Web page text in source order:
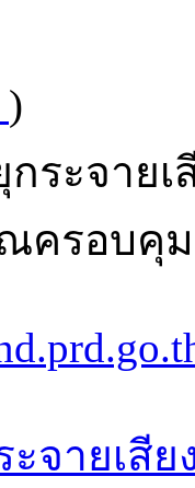
)
ระจาย
รอบคุม
จายเสีย